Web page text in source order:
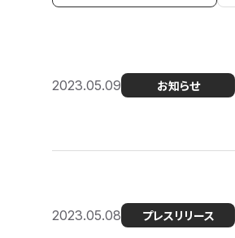
2023.05.09 お知らせ
2023.05.08 プレスリリース